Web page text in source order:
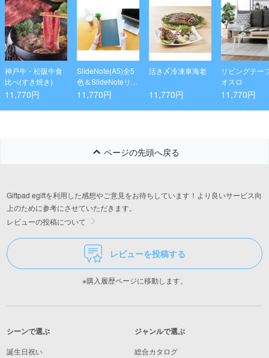
神戸牛・松阪牛食
比べ(すき焼き)
11,770円
SlideNote(A5)全5
色＆SlideNoteリフ
ィル(A5)セット
11,770円
活き〆冷凍車海老
11,770円
リビングテー
オスロ
11,770円
ページの先頭へ戻る
Giftpad egiftを利用した感想やご意見をお待ちしています！より良いサービス向
上のために参考にさせていただきます。
レビューの投稿について
レビューを投稿する
※購入履歴ページに移動します。
シーンで選ぶ
誕生日祝い
ジャンルで選ぶ
総合カタログ